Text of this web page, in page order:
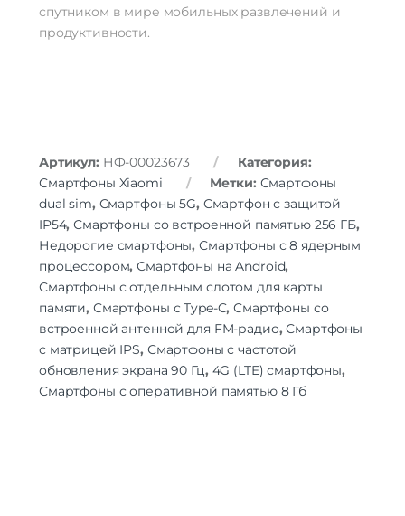
спутником в мире мобильных развлечений и
продуктивности.
Артикул: НФ-00023673
Категория:
Смартфоны Xiaomi
Метки: Смартфоны
dual sim, Смартфоны 5G, Смартфон с защитой
IP54,Смартфоны со встроенной памятью 256 ГБ,
Недорогие смартфоны,Смартфоны с 8 ядерным
процессором,Смартфоны на Android,
Смартфоны с отдельным слотом для карты
памяти, Смартфоны с Type-C,Смартфоны со
встроенной антенной для FM-радио,Смартфоны
с матрицей IPS, Смартфоны с частотой
обновления экрана 90 Гц, 4G (LTE) смартфоны,
Смартфоны с оперативной памятью 8 Гб